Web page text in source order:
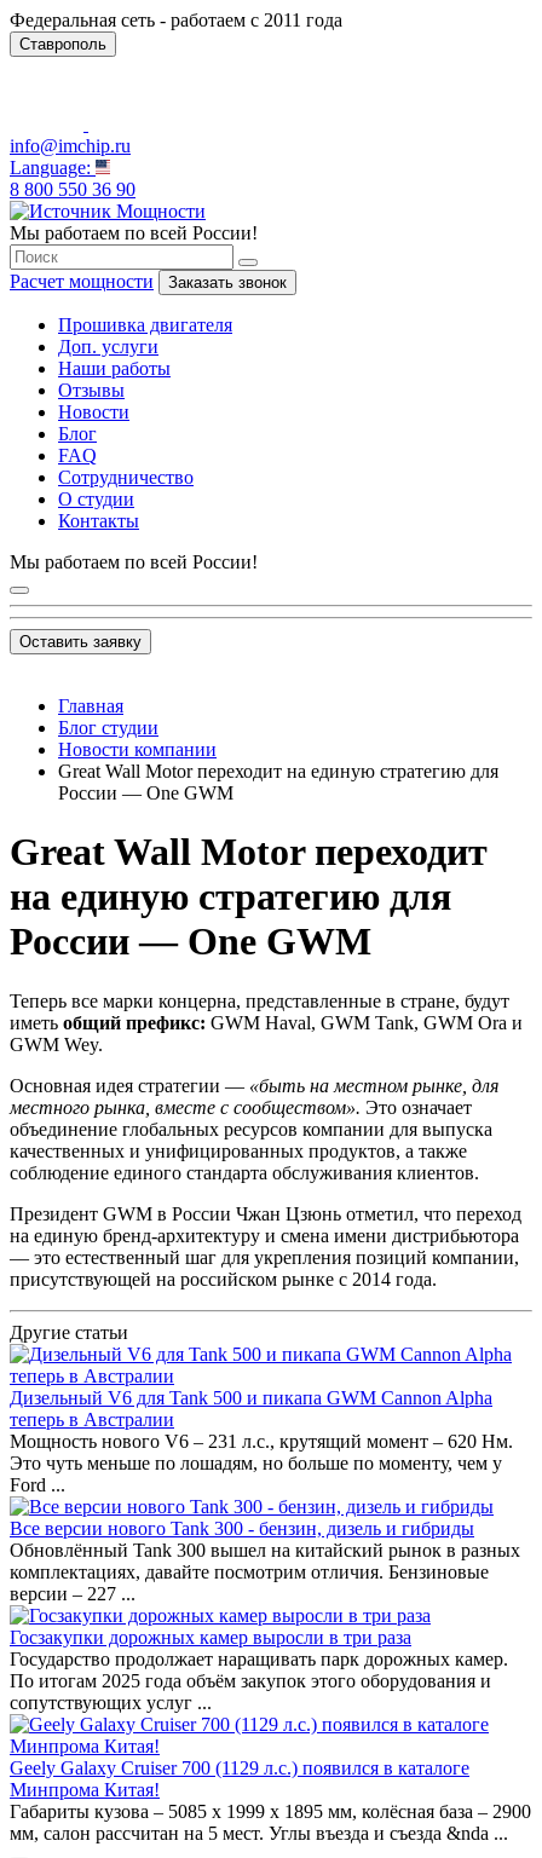
Федеральная сеть - работаем с 2011 года
Ставрополь
info@imchip.ru
Language:
8 800 550 36 90
Мы работаем по всей России!
Расчет мощности Заказать звонок
Прошивка двигателя
Доп. услуги
Наши работы
Отзывы
Новости
Блог
FAQ
Сотрудничество
О студии
Контакты
Мы работаем по всей России!
Оставить заявку
Главная
Блог студии
Новости компании
Great Wall Motor переходит на единую стратегию для
России — One GWM
Great Wall Motor переходит
на единую стратегию для
России — One GWM
Теперь все марки концерна, представленные в стране, будут
иметь общий префикс: GWM Haval, GWM Tank, GWM Ora и
GWM Wey.
Основная идея стратегии — «быть на местном рынке, для
местного рынка, вместе с сообществом». Это означает
объединение глобальных ресурсов компании для выпуска
качественных и унифицированных продуктов, а также
соблюдение единого стандарта обслуживания клиентов.
Президент GWM в России Чжан Цзюнь отметил, что переход
на единую бренд-архитектуру и смена имени дистрибьютора
— это естественный шаг для укрепления позиций компании,
присутствующей на российском рынке с 2014 года.
Другие статьи
Дизельный V6 для Tank 500 и пикапа GWM Cannon Alpha
теперь в Австралии
Мощность нового V6 – 231 л.с., крутящий момент – 620 Нм.
Это чуть меньше по лошадям, но больше по моменту, чем у
Ford ...
Все версии нового Tank 300 - бензин, дизель и гибриды
Обновлённый Tank 300 вышел на китайский рынок в разных
комплектациях, давайте посмотрим отличия. Бензиновые
версии – 227 ...
Госзакупки дорожных камер выросли в три раза
Государство продолжает наращивать парк дорожных камер.
По итогам 2025 года объём закупок этого оборудования и
сопутствующих услуг ...
Geely Galaxy Cruiser 700 (1129 л.с.) появился в каталоге
Минпрома Китая!
Габариты кузова – 5085 х 1999 х 1895 мм, колёсная база – 2900
мм, салон рассчитан на 5 мест. Углы въезда и съезда &nda ...